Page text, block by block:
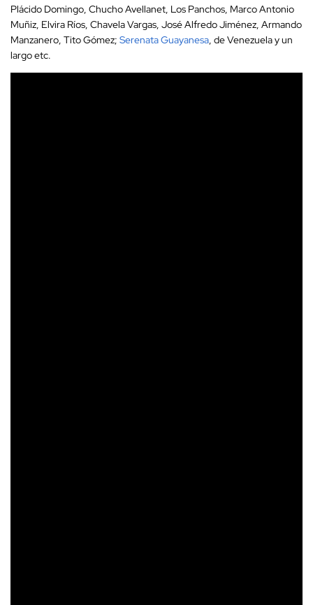
Plácido Domingo, Chucho Avellanet, Los Panchos, Marco Antonio
Muñiz, Elvira Ríos, Chavela Vargas, José Alfredo Jiménez, Armando
Manzanero, Tito Gómez; Serenata Guayanesa, de Venezuela y un
largo etc.